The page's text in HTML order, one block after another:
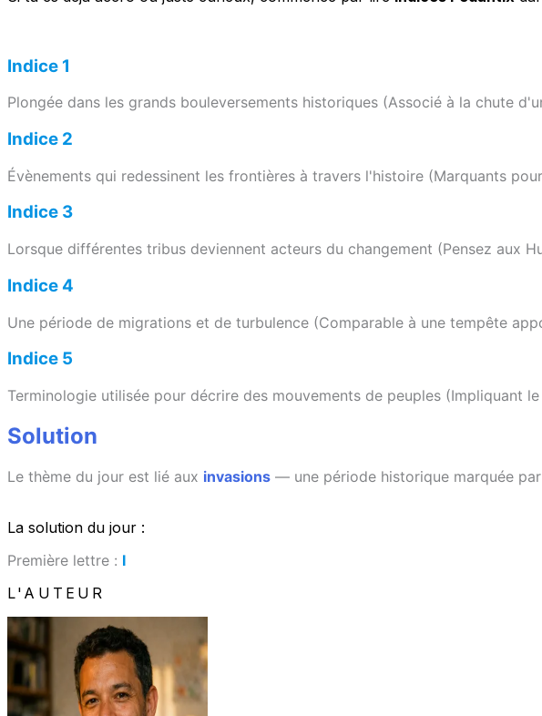
Indice 1
Plongée dans les grands bouleversements historiques (Associé à la chute
Indice 2
Évènements qui redessinent les frontières à travers l'histoire (Marquants
Indice 3
Lorsque différentes tribus deviennent acteurs du changement (Pensez aux
Indice 4
Une période de migrations et de turbulence (Comparable à une tempête
Indice 5
Terminologie utilisée pour décrire des mouvements de peuples (Impliquant
Solution
Le thème du jour est lié aux invasions — une période historique marquée
La solution du jour :
Première lettre : I
L'AUTEUR